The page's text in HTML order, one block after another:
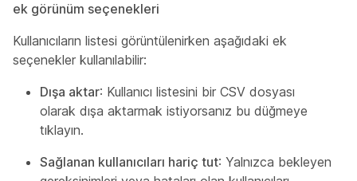
ek görünüm seçenekleri
Kullanıcıların listesi görüntülenirken aşağıdaki ek
seçenekler kullanılabilir:
Dışa aktar: Kullanıcı listesini bir CSV dosyası
olarak dışa aktarmak istiyorsanız bu düğmeye
tıklayın.
Sağlanan kullanıcıları hariç tut: Yalnızca bekleyen